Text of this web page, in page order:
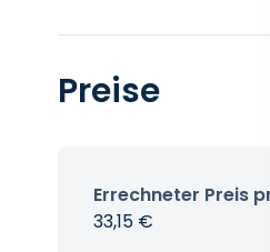
Preise
Errechneter Preis
33,15 €